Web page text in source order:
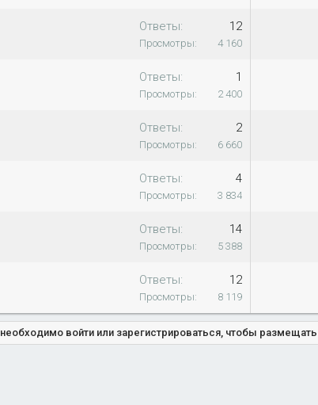
Ответы 12
Просмотры 4 160
Ответы 1
Просмотры 2 400
Ответы 2
Просмотры 6 660
Ответы 4
Просмотры 3 834
Ответы 14
Просмотры 5 388
Ответы 12
Просмотры 8 119
войти или зарегистрироваться, чтобы